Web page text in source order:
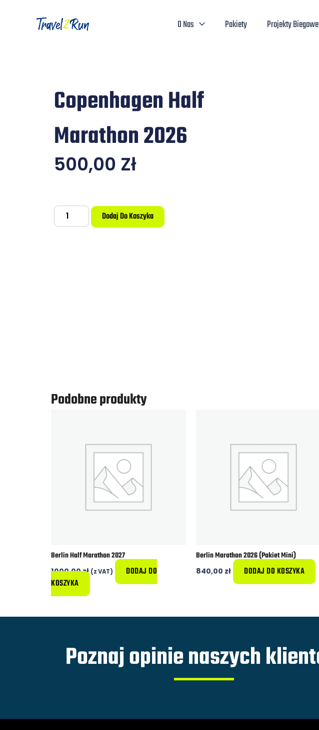
O Nas Pakiety Projekty Biegowe
Copenhagen Half
Marathon 2026
500,00 Zł
ilość
CopenhagenDodaj Do Koszyka
Podobne produkty
Berlin Half Marathon 2027
1000,00zł (z VAT)
DODAJ DO
KOSZYKA
Berlin Marathon 2026 (Pakiet Mini)
840,00 zł DODAJ DO KOSZYKA
Poznaj opinie naszych